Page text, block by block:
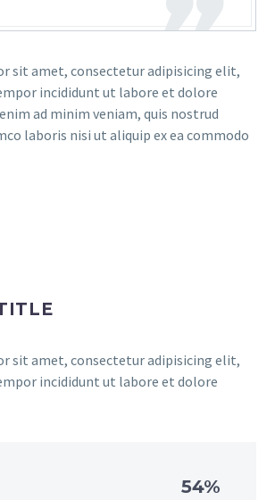
sit amet, consectetur adipisicing elit,
incididunt ut labore et dolore
ad minim veniam, quis nostrud
laboris nisi ut aliquip ex ea commodo
sit amet, consectetur adipisicing elit,
incididunt ut labore et dolore
54%